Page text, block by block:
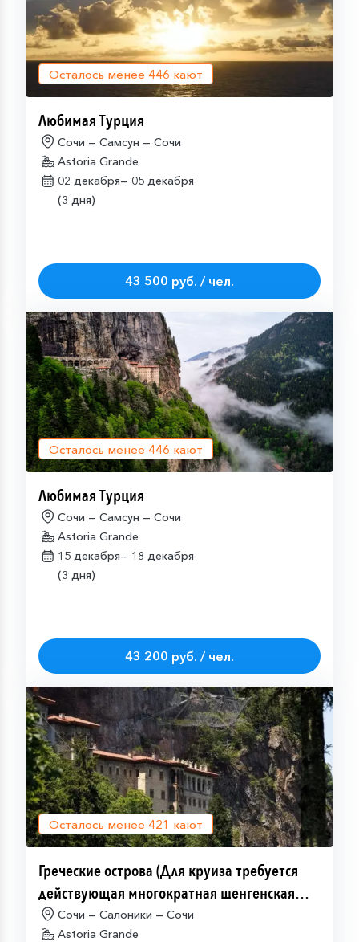
Осталось менее 446 кают
Любимая Турция
Сочи — Самсун — Сочи
Astoria Grande
02 декабря— 05 декабря
(3 дня)
43 500 руб. / чел.
Осталось менее 446 кают
Любимая Турция
Сочи — Самсун — Сочи
Astoria Grande
15 декабря— 18 декабря
(3 дня)
43 200 руб. / чел.
Осталось менее 421 кают
Греческие острова (Для круиза требуется
действующая многократная шенгенская
виза)Сочи — Салоники — Сочи
Astoria Grande